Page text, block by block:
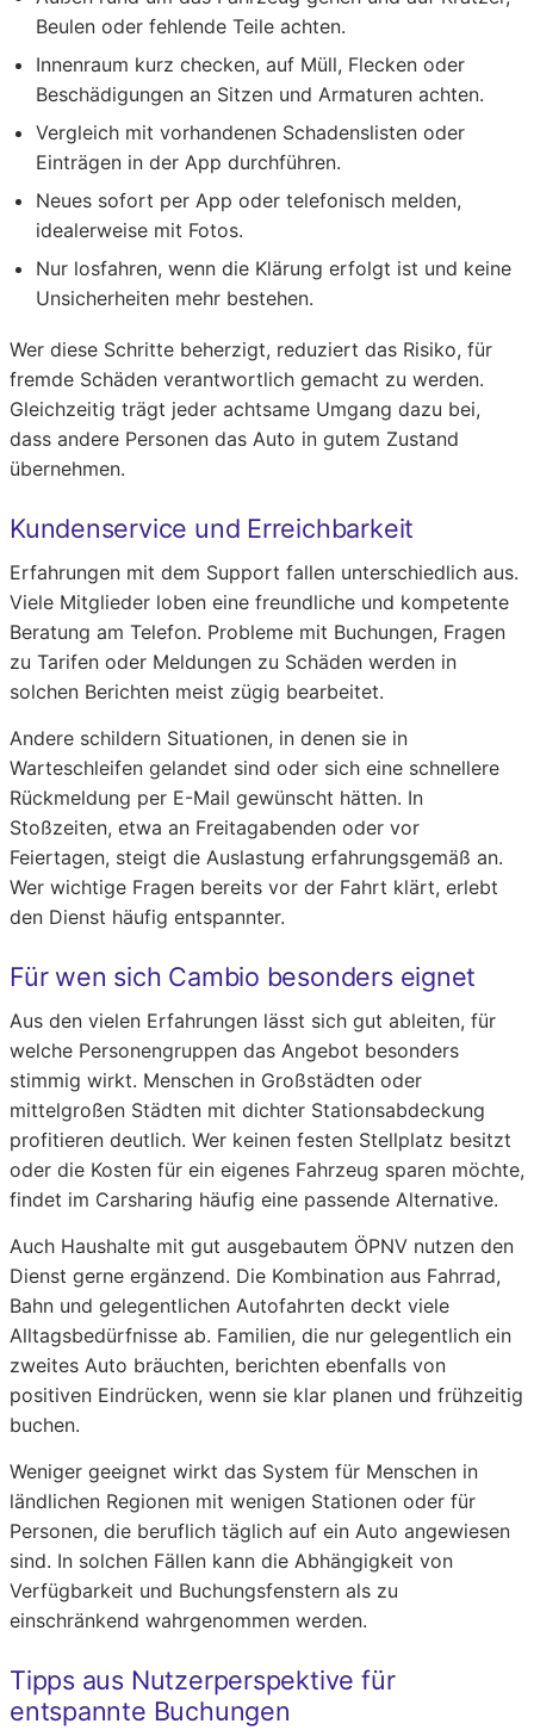
Beulen oder fehlende Teile achten.
Innenraum kurz checken, auf Müll, Flecken oder
Beschädigungen an Sitzen und Armaturen achten.
Vergleich mit vorhandenen Schadenslisten oder
Einträgen in der App durchführen.
Neues sofort per App oder telefonisch melden,
idealerweise mit Fotos.
Nur losfahren, wenn die Klärung erfolgt ist und keine
Unsicherheiten mehr bestehen.
Wer diese Schritte beherzigt, reduziert das Risiko, für
fremde Schäden verantwortlich gemacht zu werden.
Gleichzeitig trägt jeder achtsame Umgang dazu bei,
dass andere Personen das Auto in gutem Zustand
übernehmen.
Kundenservice und Erreichbarkeit
Erfahrungen mit dem Support fallen unterschiedlich aus.
Viele Mitglieder loben eine freundliche und kompetente
Beratung am Telefon. Probleme mit Buchungen, Fragen
zu Tarifen oder Meldungen zu Schäden werden in
solchen Berichten meist zügig bearbeitet.
Andere schildern Situationen, in denen sie in
Warteschleifen gelandet sind oder sich eine schnellere
Rückmeldung per E-Mail gewünscht hätten. In
Stoßzeiten, etwa an Freitagabenden oder vor
Feiertagen, steigt die Auslastung erfahrungsgemäß an.
Wer wichtige Fragen bereits vor der Fahrt klärt, erlebt
den Dienst häufig entspannter.
Für wen sich Cambio besonders eignet
Aus den vielen Erfahrungen lässt sich gut ableiten, für
welche Personengruppen das Angebot besonders
stimmig wirkt. Menschen in Großstädten oder
mittelgroßen Städten mit dichter Stationsabdeckung
profitieren deutlich. Wer keinen festen Stellplatz besitzt
oder die Kosten für ein eigenes Fahrzeug sparen möchte,
findet im Carsharing häufig eine passende Alternative.
Auch Haushalte mit gut ausgebautem ÖPNV nutzen den
Dienst gerne ergänzend. Die Kombination aus Fahrrad,
Bahn und gelegentlichen Autofahrten deckt viele
Alltagsbedürfnisse ab. Familien, die nur gelegentlich ein
zweites Auto bräuchten, berichten ebenfalls von
positiven Eindrücken, wenn sie klar planen und frühzeitig
buchen.
Weniger geeignet wirkt das System für Menschen in
ländlichen Regionen mit wenigen Stationen oder für
Personen, die beruflich täglich auf ein Auto angewiesen
sind. In solchen Fällen kann die Abhängigkeit von
Verfügbarkeit und Buchungsfenstern als zu
einschränkend wahrgenommen werden.
Tipps aus Nutzerperspektive für
entspannte Buchungen